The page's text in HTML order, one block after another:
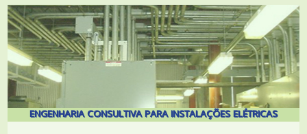
ENGENHARIA CONSULTIVA PARA INSTALAÇÕES ELÉTRICAS